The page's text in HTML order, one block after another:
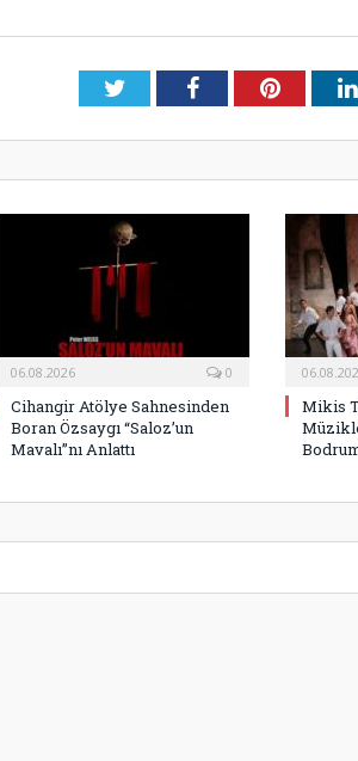
TwitterFacebookPinterest
06.08.2026 0
Cihangir Atölye Sahnesinden
Boran Özsaygı “Saloz’un
Mavalı”nı Anlattı
Mikis